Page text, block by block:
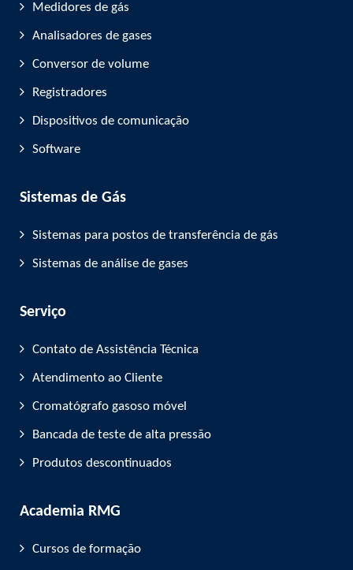
Medidores de gás
Analisadores de gases
Conversor de volume
Registradores
Dispositivos de comunicação
Software
Sistemas de Gás
Sistemas para postos de transferência de gás
Sistemas de análise de gases
Serviço
Contato de Assistência Técnica
Atendimento ao Cliente
Cromatógrafo gasoso móvel
Bancada de teste de alta pressão
Produtos descontinuados
Academia RMG
Cursos de formação